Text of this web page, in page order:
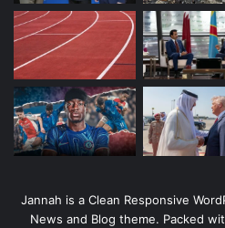
Jannah is a Clean Responsive
News and Blog theme. Packed